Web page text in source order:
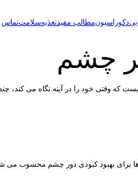
دکوراسیونمطالب مفیدتغذیهسلامتتماس
چشم
که وقتی خود را در آینه نگاه می
ها برای بهبود کبودی دور چشم محسوب